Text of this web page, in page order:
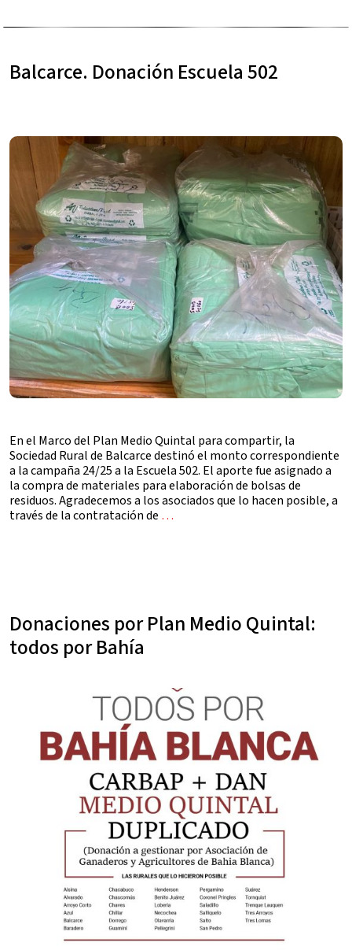
Balcarce. Donación Escuela 502
En el Marco del Plan Medio Quintal para compartir, la
Sociedad Rural de Balcarce destinó el monto correspondiente
a la campaña 24/25 a la Escuela 502. El aporte fue asignado a
la compra de materiales para elaboración de bolsas de
residuos. Agradecemos a los asociados que lo hacen posible, a
través de la contratación de …
Donaciones por Plan Medio Quintal:
todos por Bahía